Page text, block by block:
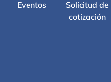
Eventos
Solicitud de
cotización